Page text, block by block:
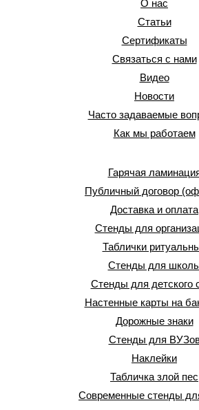
О нас
Статьи
Сертификаты
Связаться с нами
Видео
Новости
Часто задаваемые
Как мы работаем
Гарячая
Публичный договор
Доставка и оплата
Стенды для
Таблички
Стенды для
Стенды для детского
Настенные карты на
Дорожные знаки
Стенды для
Наклейки
Табличка злой пес
Современные стенды